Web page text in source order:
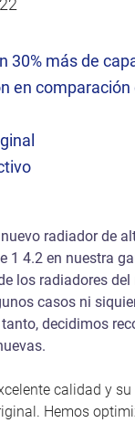
30% más de
en comparación
radiador de
1 4.2 en nuestra
los radiadores del
casos ni
decidimos
calidad y
Hemos